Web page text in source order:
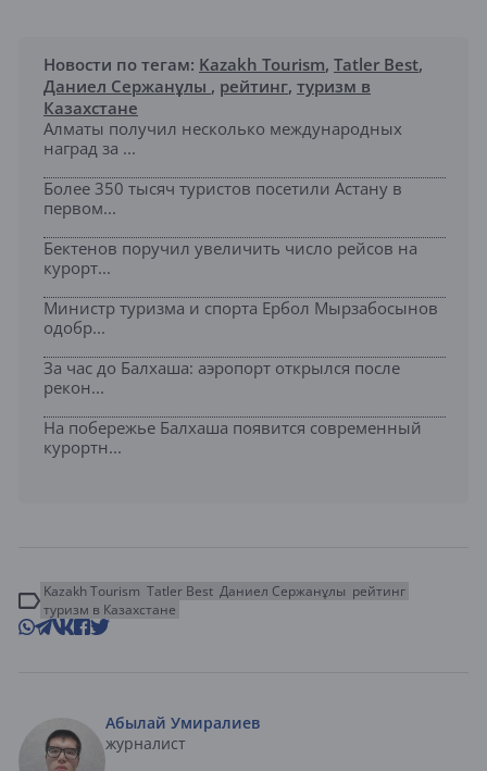
Новости по тегам: Kazakh Tourism, Tatler Best,
Даниел Сержанұлы , рейтинг, туризм в
Казахстане
Алматы получил несколько международных
наград за ...
Более 350 тысяч туристов посетили Астану в
первом...
Бектенов поручил увеличить число рейсов на
курорт...
Министр туризма и спорта Ербол Мырзабосынов
одобр...
За час до Балхаша: аэропорт открылся после
рекон...
На побережье Балхаша появится современный
курортн...
Kazakh Tourism Tatler Best Даниел Сержанұлы рейтинг
туризм в Казахстане
Абылай Умиралиев
журналист